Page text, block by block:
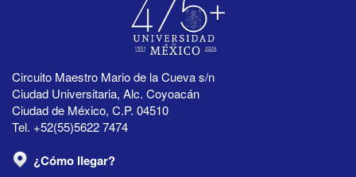
Circuito Maestro Mario de la Cueva s/n
Ciudad Universitaria, Alc. Coyoacán
Ciudad de México, C.P. 04510
Tel. +52(55)5622 7474
¿Cómo llegar?